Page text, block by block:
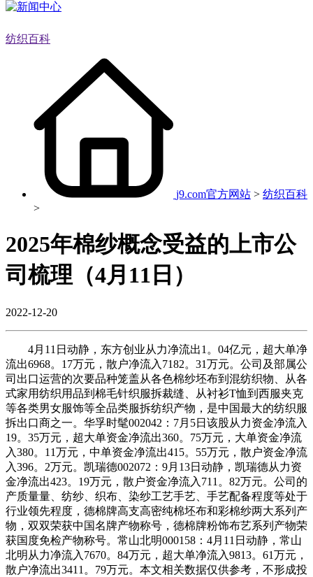
纺织百科
j9.com官方网站 > 纺织百科
>
2025年棉纱概念受益的上市公
司梳理（4月11日）
2022-12-20
4月11日动静，东方创业从力净流出1。04亿元，超大单净
流出6968。17万元，散户净流入7182。31万元。公司及部属公
司出口运营的次要品种笼盖从各色棉纱坯布到混纺织物、从各
式家用纺织用品到棉毛针织服拆裁缝、从衬衫T恤到西服夹克
等各类男女服饰等全品类服拆纺织产物，是中国最大的纺织服
拆出口商之一。华孚时髦002042：7月5日该股从力资金净流入
19。35万元，超大单资金净流出360。75万元，大单资金净流
入380。11万元，中单资金净流出415。55万元，散户资金净流
入396。2万元。凯瑞德002072：9月13日动静，凯瑞德从力资
金净流出423。19万元，散户资金净流入711。82万元。公司的
产质量量、纺纱、织布、染纱工艺手艺、手艺配备程度等处于
行业领先程度，德棉牌高支高密纯棉坯布和彩棉纱两大系列产
物，双双荣获中国名牌产物称号，德棉牌粉饰布艺系列产物荣
获国度免检产物称号。常山北明000158：4月11日动静，常山
北明从力净流入7670。84万元，超大单净流入9813。61万元，
散户净流出3411。79万元。本文相关数据仅供参考，不形成投